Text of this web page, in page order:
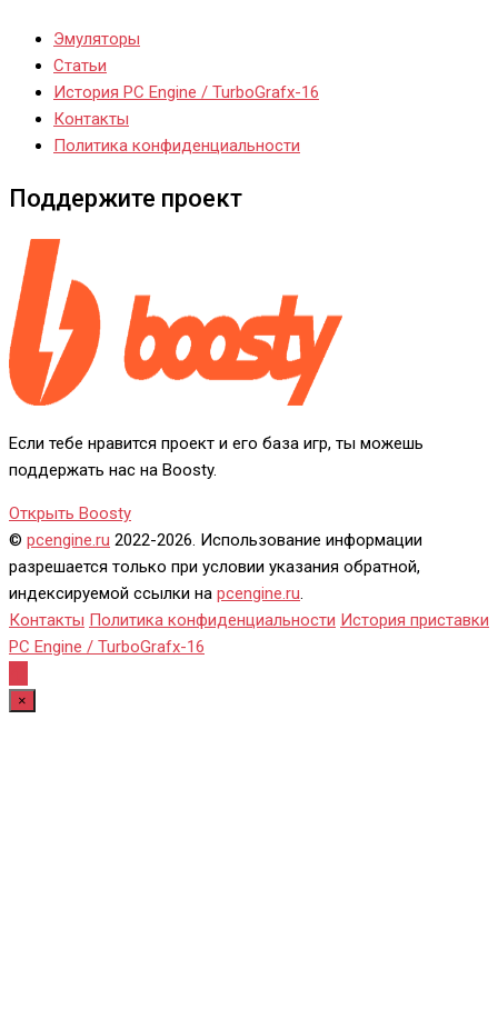
Эмуляторы
Статьи
История PC Engine / TurboGrafx-16
Контакты
Политика конфиденциальности
Поддержите проект
Если тебе нравится проект и его база игр, ты можешь
поддержать нас на Boosty.
Открыть Boosty
© pcengine.ru 2022-2026. Использование информации
разрешается только при условии указания обратной,
индексируемой ссылки на pcengine.ru.
Контакты Политика конфиденциальности История приставки
PC Engine / TurboGrafx-16
×